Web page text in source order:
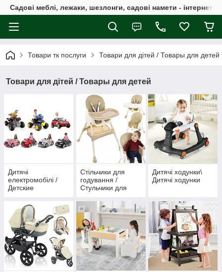
Садові меблі, лежаки, шезлонги, садові намети - інтернет-
Товари тк послуги Товари для дітей / Товары для детей
Товари для дітей / Товары для детей
Дитячі
електромобілі /
Детские
Стільчики для
годування /
Стульчики для
Дитячі ходунки\
Дитячі ходунки